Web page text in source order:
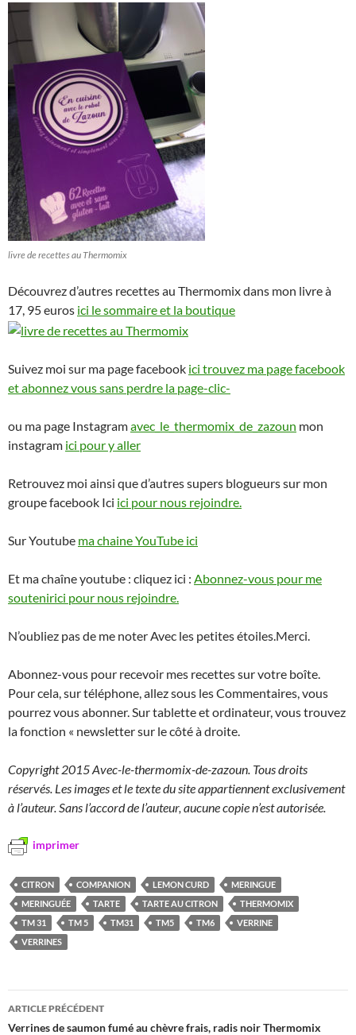
livre de recettes au Thermomix
Découvrez d’autres recettes au Thermomix dans mon livre à
17, 95 euros ici le sommaire et la boutique
Suivez moi sur ma page facebook ici trouvez ma page facebook
et abonnez vous sans perdre la page-clic-
ou ma page Instagramavec_le_thermomix_de_zazoun mon
instagram ici pour y aller
Retrouvez moi ainsi que d’autres supers blogueurs sur mon
groupe facebook Ici ici pour nous rejoindre.
Sur Youtube ma chaine YouTube ici
Et ma chaîne youtube : cliquez ici : Abonnez-vous pour me
soutenirici pour nous rejoindre.
N’oubliez pas de me noter Avec les petites étoiles.Merci.
Abonnez-vous pour recevoir mes recettes sur votre boîte.
Pour cela, sur téléphone, allez sous les Commentaires, vous
pourrez vous abonner. Sur tablette et ordinateur, vous trouvez
la fonction « newsletter sur le côté à droite.
Copyright 2015 Avec-le-thermomix-de-zazoun. Tous droits
réservés. Les images et le texte du site appartiennent exclusivement
à l’auteur. Sans l’accord de l’auteur, aucune copie n’est autorisée.
imprimer
CITRON COMPANION LEMON CURD
MERINGUE
MERINGUÉE
TARTE TARTE AU CITRON
THERMOMIX
TM 31
TM 5 TM31 TM5 TM6
VERRINE
VERRINES
Navigation
ARTICLE PRÉCÉDENT
Verrines de saumon fumé au chèvre frais, radis noir Thermomix